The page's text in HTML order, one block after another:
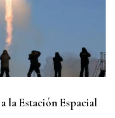
la Estación Espacial